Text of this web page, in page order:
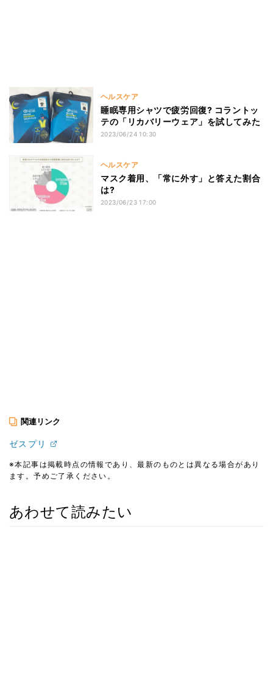
ヘルスケア
睡眠専用シャツで疲労回復? コラントッ
テの「リカバリーウェア」を試してみた
2023/06/24 10:30
ヘルスケア
マスク着用、「常に外す」と答えた割合
は?
2023/06/23 17:00
関連リンク
ゼスプリ
※本記事は掲載時点の情報であり、最新のものとは異なる場合があり
ます。予めご了承ください。
あわせて読みたい